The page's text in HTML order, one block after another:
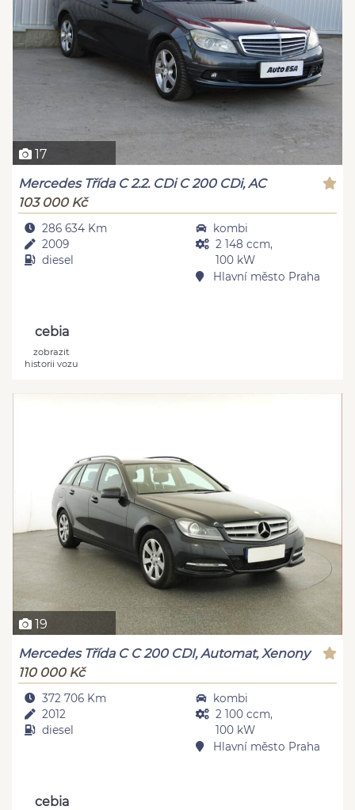
17
Mercedes Třída C 2.2. CDi C 200 CDi, AC
103 000 Kč
286 634 Km
2009
diesel
kombi
2 148 ccm,
100 kW
Hlavní město Praha
cebia
zobrazit
historii vozu
19
Mercedes Třída C C 200 CDI, Automat, Xenony
110 000 Kč
372 706 Km
2012
diesel
kombi
2 100 ccm,
100 kW
Hlavní město Praha
cebia